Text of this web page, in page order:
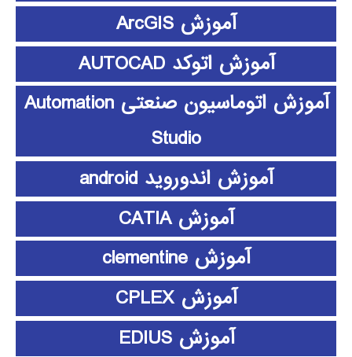
آموزش ArcGIS
آموزش اتوکد AUTOCAD
آموزش اتوماسیون صنعتی Automation
Studio
آموزش اندوروید android
آموزش CATIA
آموزش clementine
آموزش CPLEX
آموزش EDIUS